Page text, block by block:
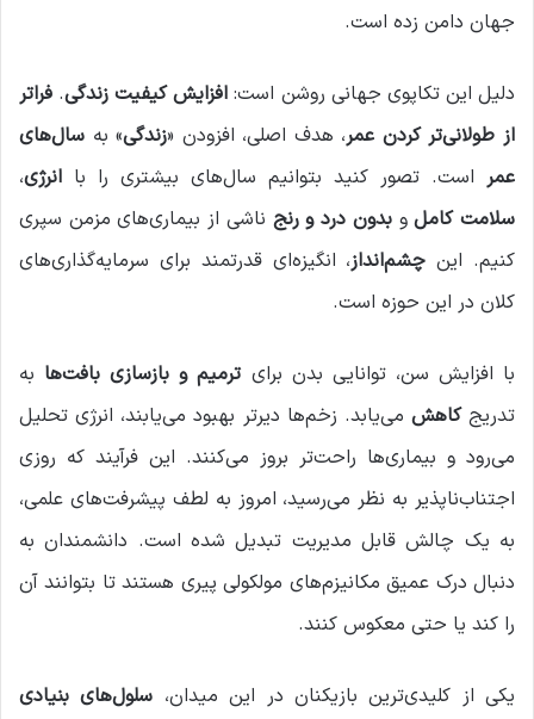
جهان دامن زده است.
دلیل این تکاپوی جهانی روشن است: افزایش کیفیت زندگی. فراتر
از طولانی‌تر کردن عمر، هدف اصلی، افزودن «زندگی» به سال‌های
عمر است. تصور کنید بتوانیم سال‌های بیشتری را با انرژی،
سلامت کاملوبدون درد و رنج ناشی از بیماری‌های مزمن سپری
کنیم. این چشم‌انداز، انگیزه‌ای قدرتمند برای سرمایه‌گذاری‌های
کلان در این حوزه است.
با افزایش سن، توانایی بدن برایترمیم و بازسازی بافت‌ها به
تدریجکاهش می‌یابد. زخم‌ها دیرتر بهبود می‌یابند، انرژی تحلیل
می‌رود و بیماری‌ها راحت‌تر بروز می‌کنند. این فرآیند که روزی
اجتناب‌ناپذیر به نظر می‌رسید، امروز به لطف پیشرفت‌های علمی،
به یک چالش قابل مدیریت تبدیل شده است. دانشمندان به
دنبال درک عمیق مکانیزم‌های مولکولی پیری هستند تا بتوانند آن
را کند یا حتی معکوس کنند.
یکی از کلیدی‌ترین بازیکنان در این میدان، سلول‌های بنیادی